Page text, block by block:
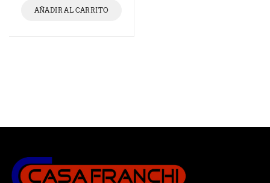
AÑADIR AL CARRITO